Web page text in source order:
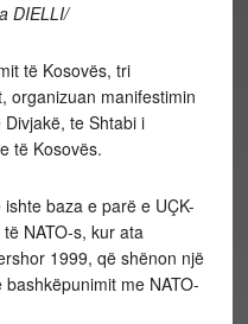
DIELLI/
të Kosovës, tri
organizuan manifestimin
te Shtabi i
të Kosovës.
baza e parë e UÇK-
NATO-s, kur ata
1999, që shënon një
me NATO-